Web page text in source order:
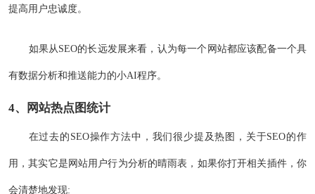
提高用户忠诚度。
如果从SEO的长远发展来看，认为每一个网站都应该配备一个具
有数据分析和推送能力的小AI程序。
4、网站热点图统计
在过去的SEO操作方法中，我们很少提及热图，关于SEO的作
用，其实它是网站用户行为分析的晴雨表，如果你打开相关插件，你
会清楚地发现: